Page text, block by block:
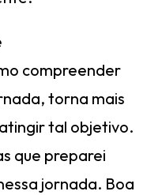
compreender
torna mais
tal objetivo.
que preparei
jornada. Boa